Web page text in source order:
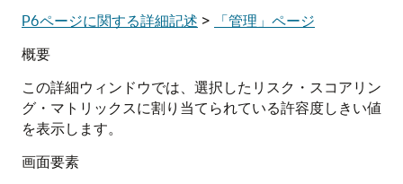
P6ページに関する詳細記述 >
「管理」ページ
概要
この詳細ウィンドウでは、選択したリスク・スコアリン
グ・マトリックスに割り当てられている許容度しきい値
を表示します。
画面要素